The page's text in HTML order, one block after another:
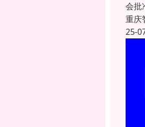
会批
重庆
25-